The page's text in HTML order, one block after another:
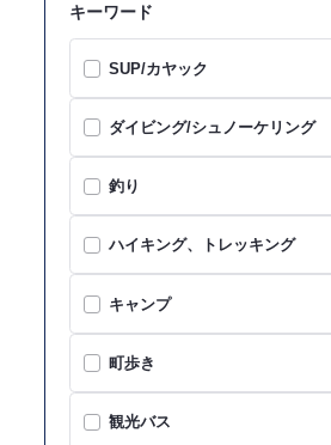
キーワード
SUP/カヤック
ダイビング/シュノーケリング
釣り
ハイキング、トレッキング
キャンプ
町歩き
観光バス